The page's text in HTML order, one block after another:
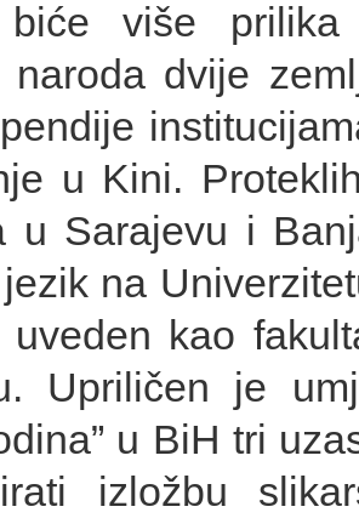
više prilika
naroda dvije
u Kini.
u Sarajevu i
na
kao
Upriličen je
u BiH tri
izložbu